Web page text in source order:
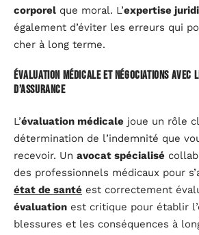
corporel que moral. L’expertise
également d’éviter les erreurs qui
cher à long terme.
Évaluation médicale et négociations avec
d’assurance
L’évaluation médicale joue un rôle
détermination de l’indemnité que
recevoir. Un avocat spécialisé
des professionnels médicaux pour
état de santé est correctement
évaluation est critique pour établir
blessures et les conséquences à